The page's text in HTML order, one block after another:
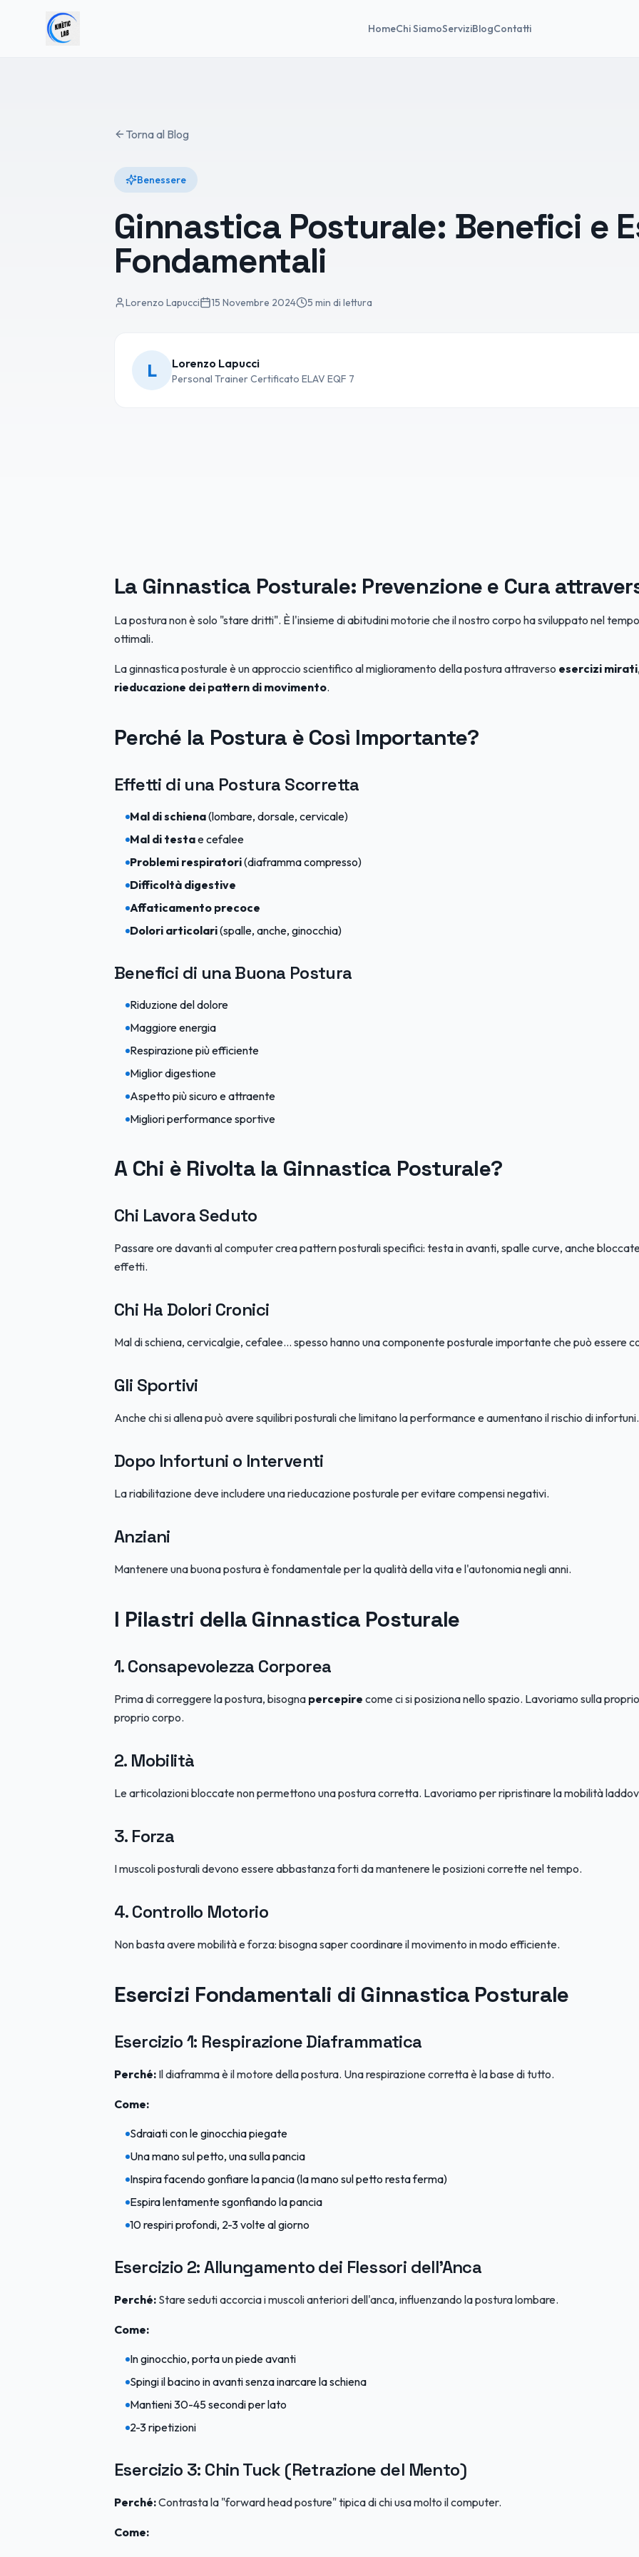
HomeChi SiamoServiziBlogContatti
Torna al Blog
Benessere
Ginnastica Posturale: Benefici e
Fondamentali
Lorenzo Lapucci 15 Novembre 2024 5 min di lettura
L Lorenzo Lapucci
Personal Trainer Certificato ELAV EQF 7
La Ginnastica Posturale: Prevenzione e Cura
La postura non è solo "stare dritti". È l'insieme di abitudini motorie che il nostro corpo ha sviluppato nel
ottimali.
La ginnastica posturale è un approccio scientifico al miglioramento della postura attraverso esercizi mirati,
rieducazione dei pattern di movimento.
Perché la Postura è Così Importante?
Effetti di una Postura Scorretta
Mal di schiena(lombare, dorsale, cervicale)
Mal di testae cefalee
Problemi respiratori(diaframma compresso)
Difficoltà digestive
Affaticamento precoce
Dolori articolari(spalle, anche, ginocchia)
Benefici di una Buona Postura
Riduzione del dolore
Maggiore energia
Respirazione più efficiente
Miglior digestione
Aspetto più sicuro e attraente
Migliori performance sportive
A Chi è Rivolta la Ginnastica Posturale?
Chi Lavora Seduto
Passare ore davanti al computer crea pattern posturali specifici: testa in avanti, spalle curve, anche
effetti.
Chi Ha Dolori Cronici
Mal di schiena, cervicalgie, cefalee... spesso hanno una componente posturale importante che può essere
Gli Sportivi
Anche chi si allena può avere squilibri posturali che limitano la performance e aumentano il rischio di infortuni.
Dopo Infortuni o Interventi
La riabilitazione deve includere una rieducazione posturale per evitare compensi negativi.
Anziani
Mantenere una buona postura è fondamentale per la qualità della vita e l'autonomia negli anni.
I Pilastri della Ginnastica Posturale
1. Consapevolezza Corporea
Prima di correggere la postura, bisogna percepire come ci si posiziona nello spazio. Lavoriamo sulla
proprio corpo.
2. Mobilità
Le articolazioni bloccate non permettono una postura corretta. Lavoriamo per ripristinare la mobilità
3. Forza
I muscoli posturali devono essere abbastanza forti da mantenere le posizioni corrette nel tempo.
4. Controllo Motorio
Non basta avere mobilità e forza: bisogna saper coordinare il movimento in modo efficiente.
Esercizi Fondamentali di Ginnastica Posturale
Esercizio 1: Respirazione Diaframmatica
Perché: Il diaframma è il motore della postura. Una respirazione corretta è la base di tutto.
Come:
Sdraiati con le ginocchia piegate
Una mano sul petto, una sulla pancia
Inspira facendo gonfiare la pancia (la mano sul petto resta ferma)
Espira lentamente sgonfiando la pancia
10 respiri profondi, 2-3 volte al giorno
Esercizio 2: Allungamento dei Flessori dell'Anca
Perché: Stare seduti accorcia i muscoli anteriori dell'anca, influenzando la postura lombare.
Come:
In ginocchio, porta un piede avanti
Spingi il bacino in avanti senza inarcare la schiena
Mantieni 30-45 secondi per lato
2-3 ripetizioni
Esercizio 3: Chin Tuck (Retrazione del Mento)
Perché:Contrasta la "forward head posture" tipica di chi usa molto il computer.
Come: